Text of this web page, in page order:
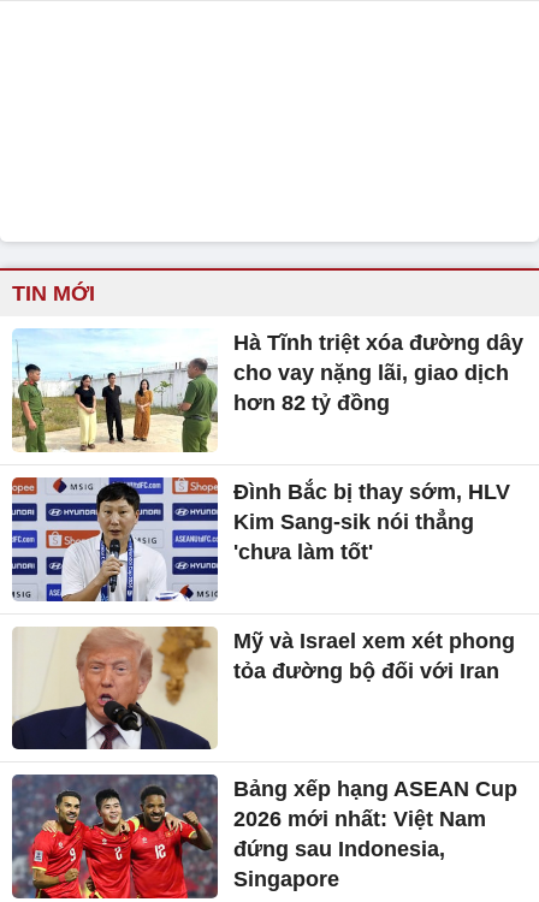
TIN MỚI
Hà Tĩnh triệt xóa đường dây
cho vay nặng lãi, giao dịch
hơn 82 tỷ đồng
Đình Bắc bị thay sớm, HLV
Kim Sang-sik nói thẳng
'chưa làm tốt'
Mỹ và Israel xem xét phong
tỏa đường bộ đối với Iran
Bảng xếp hạng ASEAN Cup
2026 mới nhất: Việt Nam
đứng sau Indonesia,
Singapore